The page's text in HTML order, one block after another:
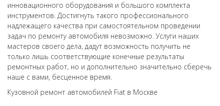
инновационного оборудования и большого комплекта
инструментов. Достигнуть такого профессионального
надлежащего качества при самостоятельном проведении
задач по ремонту автомобиля невозможно. Услуги наших
мастеров своего дела, дадут возможность получить не
только лишь соответствующие конечные результаты
ремонтных работ, но и дополнительно значительно сберечь
наше с вами, бесценное время.
Кузовной ремонт автомобилей Fiat в Москве